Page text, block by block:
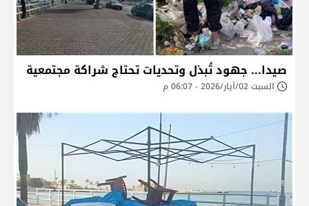
صيدا... جهود تُبذل وتحديات تحتاج شراكة مجتمعية
السبت 02/أيار/2026 - 06:07 م